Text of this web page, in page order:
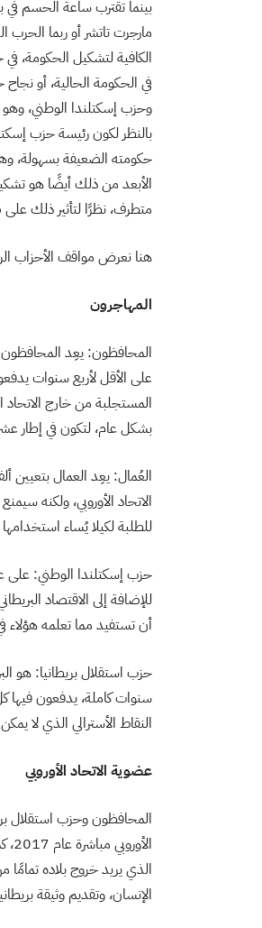
بينما تقترب ساعة الحسم في
مارجرت تاتشر أو ربما الحرب
الكافية لتشكيل الحكومة، في
في الحكومة الحالية، أو
وحزب إسكتلندا الوطني، وهو
بالنظر لكون رئيسة حزب
حكومته الضعيفة بسهولة،
الأبعد من ذلك أيضًا هو
متطرف، نظرًا لتأثير ذلك
هنا نعرض مواقف الأحزاب
المهاجرون
المحافظون: يعِد المحافظون
على الأقل لأربع سنوات
بشكل عام، لتكون في إطار
العُمال: يعِد العمال
الاتحاد الأوروبي، ولكنه
للطلبة لكيلا يُساء
حزب إسكتلندا الوطني:
للإضافة إلى الاقتصاد
أن تستفيد مما تعلمه هؤلاء
حزب استقلال بريطانيا: هو
سنوات كاملة، يدفعون فيها
النقاط الأسترالي الذي لا
عضوية الاتحاد الأوروبي
المحافظون وحزب استقلال
الذي يريد خروج بلاده
الإنسان، وتقديم وثيقة